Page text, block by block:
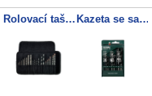
Rolovací taška na nářadí se sadou vrtáků SP, 20dílná Kazeta se sadou vrtáků, 9dílná